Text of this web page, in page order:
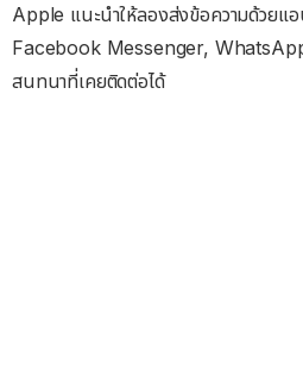
Apple แนะนำให้ลองส่งข้อความด้วยแ
Facebook Messenger,
สนทนาที่เคยติดต่อได้